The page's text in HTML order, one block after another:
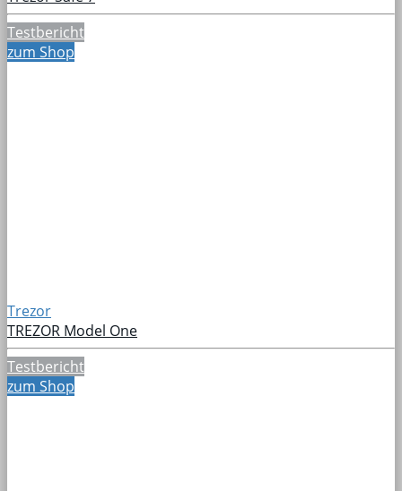
Testbericht
zum Shop
Trezor
TREZOR Model One
Testbericht
zum Shop